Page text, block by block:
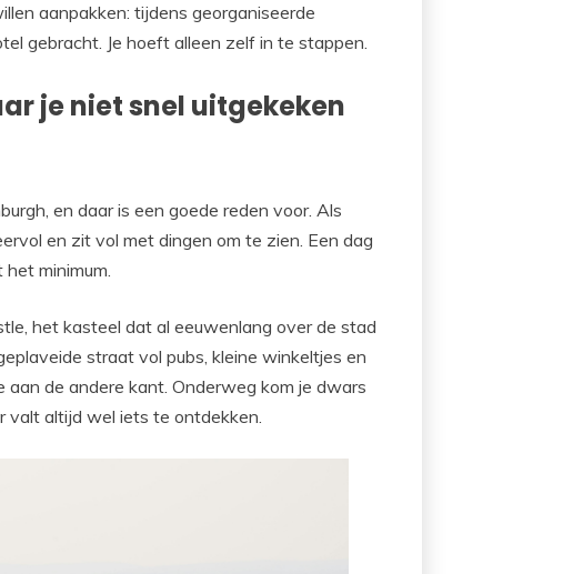
aanpakken: tijdens georganiseerde
gebracht. Je hoeft alleen zelf in te stappen.
je niet snel uitgekeken
en daar is een goede reden voor. Als
en zit vol met dingen om te zien. Een dag
minimum.
het kasteel dat al eeuwenlang over de stad
straat vol pubs, kleine winkeltjes en
de andere kant. Onderweg kom je dwars
valt altijd wel iets te ontdekken.